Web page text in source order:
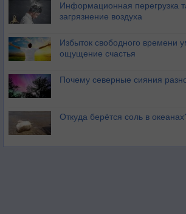
Информационная перегрузка
загрязнение воздуха
Избыток свободного времени
ощущение счастья
Почему северные сияния
Откуда берётся соль в